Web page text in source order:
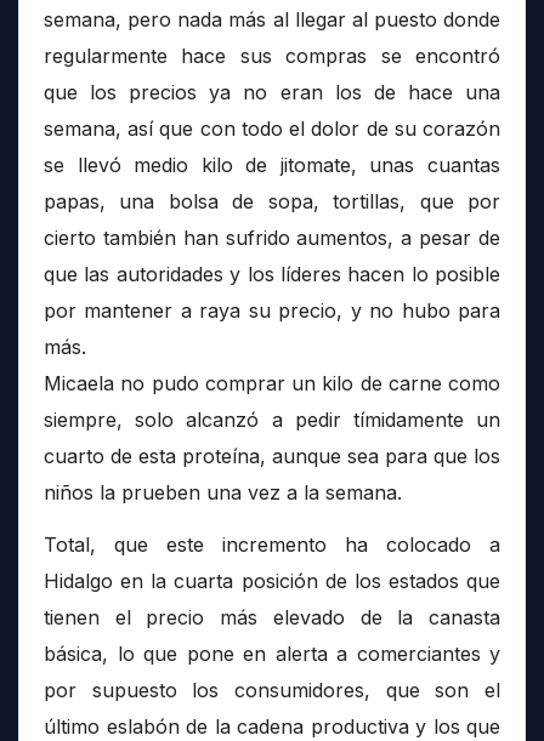
semana, pero nada más al llegar al puesto donde
regularmente hace sus compras se encontró
que los precios ya no eran los de hace una
semana, así que con todo el dolor de su corazón
se llevó medio kilo de jitomate, unas cuantas
papas, una bolsa de sopa, tortillas, que por
cierto también han sufrido aumentos, a pesar de
que las autoridades y los líderes hacen lo posible
por mantener a raya su precio, y no hubo para
más.
Micaela no pudo comprar un kilo de carne como
siempre, solo alcanzó a pedir tímidamente un
cuarto de esta proteína, aunque sea para que los
niños la prueben una vez a la semana.
Total, que este incremento ha colocado a
Hidalgo en la cuarta posición de los estados que
tienen el precio más elevado de la canasta
básica, lo que pone en alerta a comerciantes y
por supuesto los consumidores, que son el
último eslabón de la cadena productiva y los que